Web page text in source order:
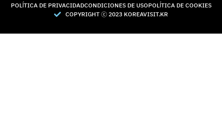
POLÍTICA DE PRIVACIDADCONDICIONES DE USOPOLÍTICA DE COOKIES
COPYRIGHT Ⓒ 2023 KOREAVISIT.KR